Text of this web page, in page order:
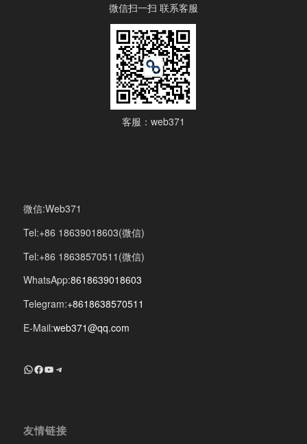
微信扫一扫 联系客服
客服：web371
微信:Web371
Tel:+86 18639018603(微信)
Tel:+86 18638570511(微信)
WhatsApp:8618639018603
Telegram:+8618638570511
E-Mail:web371@qq.com
+8618639018603
Facebook
YouTube
Telegram
友情链接